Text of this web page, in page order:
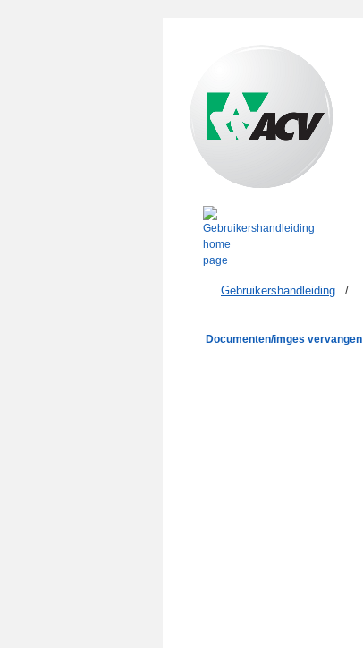
Gebruikershandleiding /
Documenten/imges vervangen